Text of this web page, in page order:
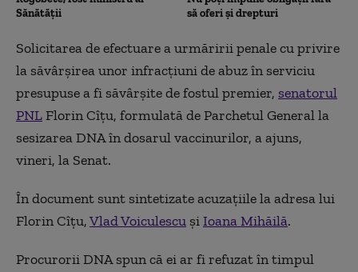
Sănătății
să oferi și drepturi
Solicitarea de efectuare a urmăririi penale cu privire
la săvârşirea unor infracţiuni de abuz în serviciu
presupuse a fi săvârşite de fostul premier, senatorul
PNLFlorin Cîţu, formulată de Parchetul General la
sesizarea DNA în dosarul vaccinurilor, a ajuns,
vineri, la Senat.
În document sunt sintetizate acuzațiile la adresa lui
Florin Cîțu,Vlad Voiculescu șiIoana Mihăilă.
Procurorii DNA spun că ei ar fi refuzat în timpul